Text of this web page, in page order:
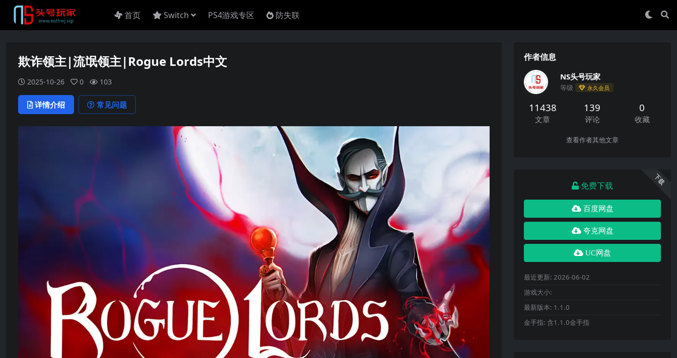
首页 Switch PS4游戏专区 防失联
欺诈领主|流氓领主|Rogue Lords中文
2025-10-26 0 103
详情介绍 常见问题
作者信息
NS头号玩家
等级 永久会员
11438
文章
139
评论
0
收藏
查看作者其他文章
下载
免费下载
百度网盘
夸克网盘
UC网盘
最近更新: 2026-06-02
游戏大小:
最新版本: 1.1.0
金手指: 含1.1.0金手指